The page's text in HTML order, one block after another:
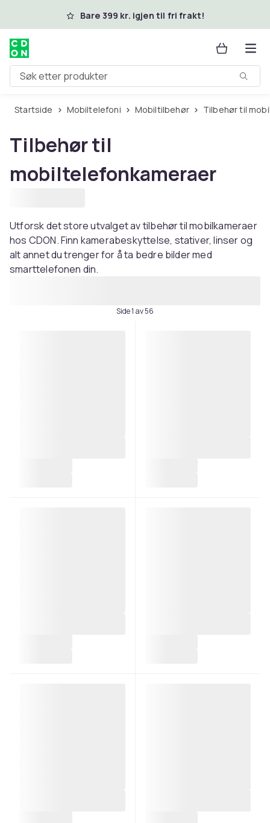
Hopp til hovedinnholdBare 399 kr. igjen til fri frakt!
Søk etter produkter
Startside Mobiltelefoni Mobiltilbehør Tilbehør til
Tilbehør til
mobiltelefonkameraer
Utforsk det store utvalget av tilbehør til mobilkameraer
hos CDON. Finn kamerabeskyttelse, stativer, linser og
alt annet du trenger for å ta bedre bilder med
smarttelefonen din.
Side 1 av 56